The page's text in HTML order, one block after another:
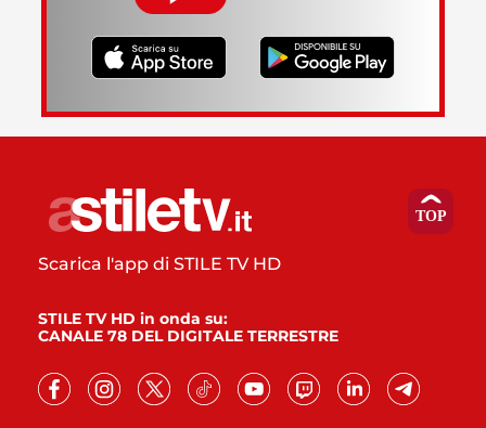
Scarica l'app di STILE TV HD
STILE TV HD in onda su:
CANALE 78 DEL DIGITALE TERRESTRE